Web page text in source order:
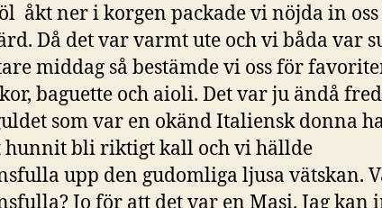
åkt ner i korgen packade vi nöjda in
Då det var varmt ute och vi båda var
middag så bestämde vi oss för
baguette och aioli. Det var ju ändå
som var en okänd Italiensk donna
hunnit bli riktigt kall och vi hällde
upp den gudomliga ljusa vätskan.
Jo för att det var en Masi. Jag kan